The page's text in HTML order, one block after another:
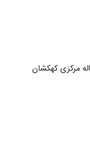
مرکزی کهکشان